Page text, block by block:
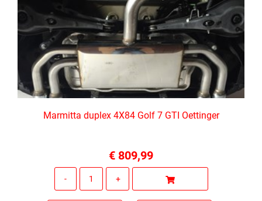
Marmitta duplex 4X84 Golf 7 GTI Oettinger
€ 809,99